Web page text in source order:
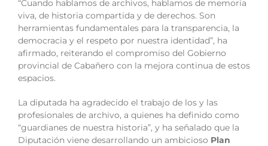
“Cuando hablamos de archivos, hablamos de memoria
viva, de historia compartida y de derechos. Son
herramientas fundamentales para la transparencia, la
democracia y el respeto por nuestra identidad”, ha
afirmado, reiterando el compromiso del Gobierno
provincial de Cabañero con la mejora continua de estos
espacios.
La diputada ha agradecido el trabajo de los y las
profesionales de archivo, a quienes ha definido como
“guardianes de nuestra historia”, y ha señalado que la
Diputación viene desarrollando un ambicioso Plan